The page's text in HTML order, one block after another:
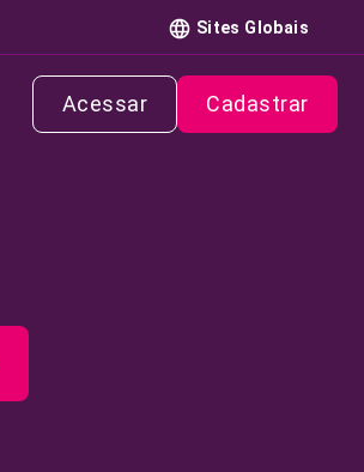
Sites Globais
Acessar Cadastrar